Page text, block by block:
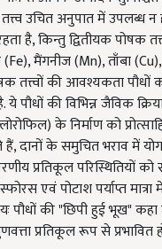
उचित अनुपात में उपलब्ध न
है, किन्तु द्वितीयक पोषक
मैंगनीज (Mn), ताँबा
तत्त्वों की आवश्यकता पौधों
ये पौधों की विभिन्न जैविक
के निर्माण को
हैं, दानों के समुचित भराव में
प्रतिकूल
एवं पोटाश पर्याप्त
पौधों की "छिपी हुई भूख"
प्रतिकूल रूप से प्रभावित